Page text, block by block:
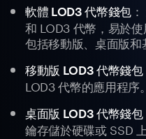
軟體 LOD3 代幣錢包
和 LOD3 代幣，易於
包括移動版、桌面版和
移動版 LOD3 代幣錢包
LOD3 代幣的應用程序。
桌面版 LOD3 代幣錢包
鑰存儲於硬碟或 SSD 上